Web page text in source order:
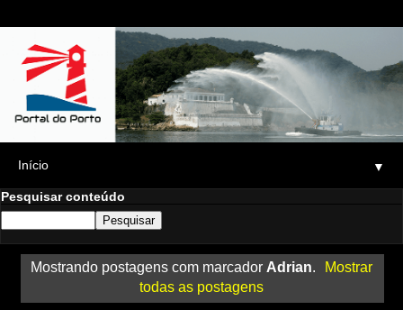
▼
Pesquisar conteúdo
Mostrando postagens com marcador Adrian.
Mostrar
todas as postagens